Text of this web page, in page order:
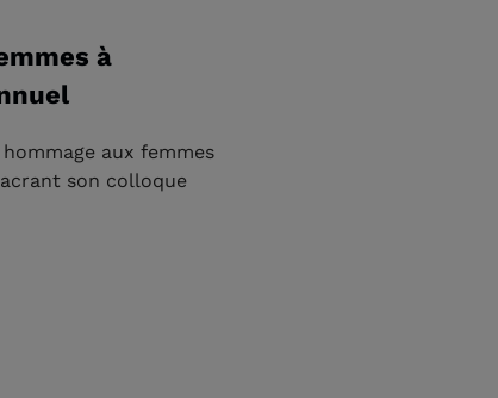
à
aux femmes
son colloque